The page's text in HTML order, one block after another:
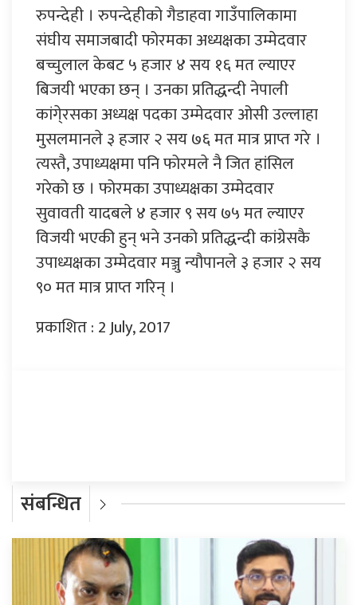
रुपन्देही । रुपन्देहीको गैडाहवा गाउँपालिकामा
संघीय समाजबादी फोरमका अध्यक्षका उम्मेदवार
बच्चुलाल केबट ५ हजार ४ सय १६ मत ल्याएर
बिजयी भएका छन् । उनका प्रतिद्धन्दी नेपाली
कांगे्रसका अध्यक्ष पदका उम्मेदवार ओसी उल्लाहा
मुसलमानले ३ हजार २ सय ७६ मत मात्र प्राप्त गरे ।
त्यस्तै, उपाध्यक्षमा पनि फोरमले नै जित हांसिल
गरेको छ । फोरमका उपाध्यक्षका उम्मेदवार
सुवावती यादबले ४ हजार ९ सय ७५ मत ल्याएर
विजयी भएकी हुन् भने उनको प्रतिद्धन्दी कांग्रेसकै
उपाध्यक्षका उम्मेदवार मञ्जु न्यौपानले ३ हजार २ सय
९० मत मात्र प्राप्त गरिन् ।
प्रकाशित : 2 July, 2017
संबन्धित